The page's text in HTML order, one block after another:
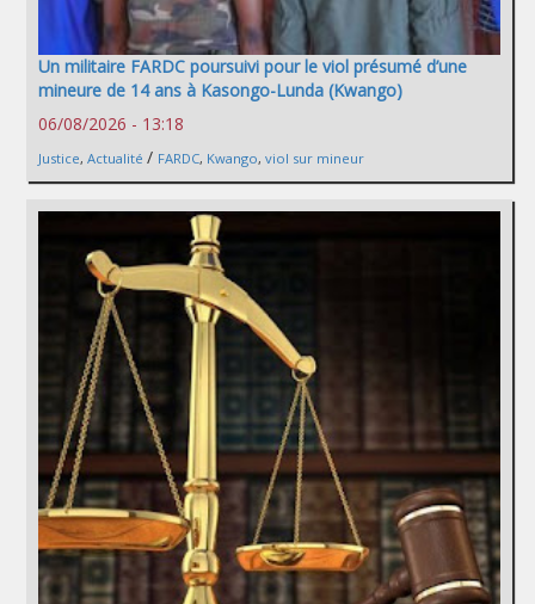
Un militaire FARDC poursuivi pour le viol présumé d’une
mineure de 14 ans à Kasongo-Lunda (Kwango)
06/08/2026 - 13:18
Justice, Actualité / FARDC, Kwango, viol sur mineur